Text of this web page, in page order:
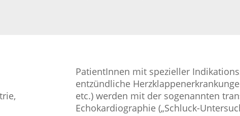
PatientInnen mit spezieller
entzündliche
etc.) werden mit der sogenannten
Echokardiographie („Schluck-